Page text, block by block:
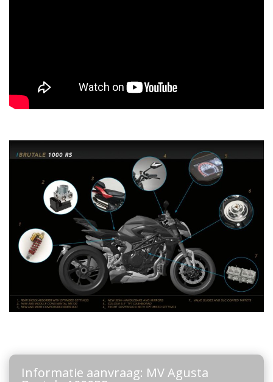
Informatie aanvraag: MV Agusta